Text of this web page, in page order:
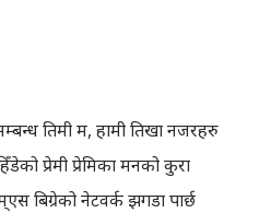
तिमी म, हामी तिखा नजरहरु
प्रेमी प्रेमिका मनको कुरा
बिग्रेको नेटवर्क झगडा पार्छ